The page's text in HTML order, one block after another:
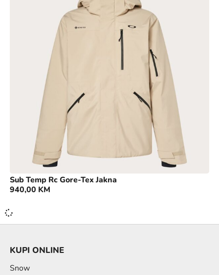
Sub Temp Rc Gore-Tex Jakna
940,00 KM
KUPI ONLINE
Snow